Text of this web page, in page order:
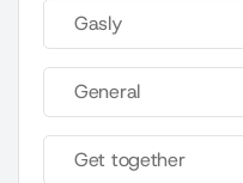
Gasly
General
Get together